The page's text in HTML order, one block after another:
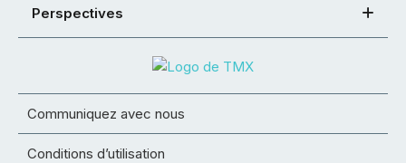
Perspectives
Communiquez avec nous
Conditions d’utilisation